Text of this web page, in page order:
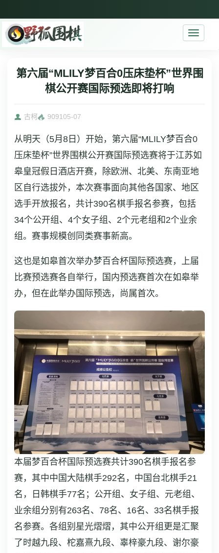
Toggle
第六届“MLILY梦百合0压床垫杯”世界围
棋公开赛国际预选即将打响
古柯 909105-07
从明天（5月8日）开始，第六届“MLILY梦百合0
压床垫杯”世界围棋公开赛国际预选赛将于江苏如
皋皇冠假日酒店开赛，除欧洲、北美、东南亚地
区自行选拔外，本次赛事面向其他各国家、地区
选手开放报名，共计390名棋手报名参赛，包括
34个公开组、4个女子组、2个元老组和2个业余
组。赛事规模创同类赛事新高。
这也是如皋首次举办梦百合杯国际预选赛，上届
比赛预选赛各自举行，国内预选赛首次在如皋举
办，但在此举办国际预选，尚属首次。
本届梦百合杯国际预选赛共计390名棋手报名参
赛，其中中国大陆棋手292名，中国台北棋手21
名，日韩棋手77名；公开组、女子组、元老组、
业余组分别有263名、78名、16名、33名棋手报
名参赛。各组别星光熠熠，其中公开组更是汇聚
了时越九段、柁嘉熹九段、辜梓豪九段、谢尔豪